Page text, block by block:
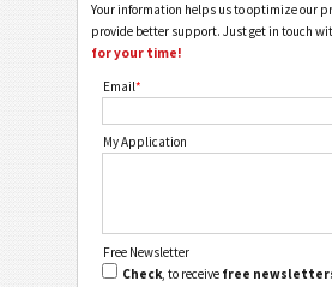
Your information helps us to optimize our
provide better support. Just get in touch
for your time!
Email*
My Application
Free Newsletter
Check, to receive free